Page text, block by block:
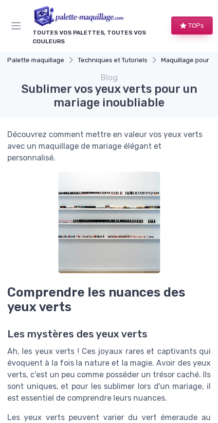
TOUTES VOS PALETTES, TOUTES VOS
COULEURS
TOPs
Palette maquillage Techniques et Tutoriels Maquillage pour
Blog
Sublimer vos yeux verts pour un
mariage inoubliable
Découvrez comment mettre en valeur vos yeux verts
avec un maquillage de mariage élégant et
personnalisé.
Comprendre les nuances des
yeux verts
Les mystères des yeux verts
Ah, les yeux verts ! Ces joyaux rares et captivants qui
évoquent à la fois la nature et la magie. Avoir des yeux
verts, c'est un peu comme posséder un trésor caché. Ils
sont uniques, et pour les sublimer lors d'un mariage, il
est essentiel de comprendre leurs nuances.
Les yeux verts peuvent varier du vert émeraude au
Panneau de gestion des cookies